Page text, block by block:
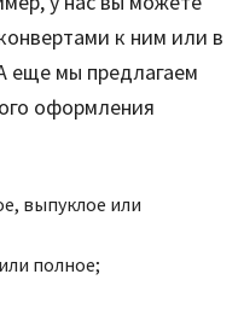
к ним или в
еще мы предлагаем
оформления
выпуклое или
полное;